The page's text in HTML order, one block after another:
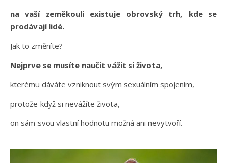
na vaší zeměkouli existuje obrovský trh, kde se
prodávají lidé.
Jak to změníte?
Nejprve se musíte naučit vážit si života,
kterému dáváte vzniknout svým sexuálním spojením,
protože když si nevážíte života,
on sám svou vlastní hodnotu možná ani nevytvoří.